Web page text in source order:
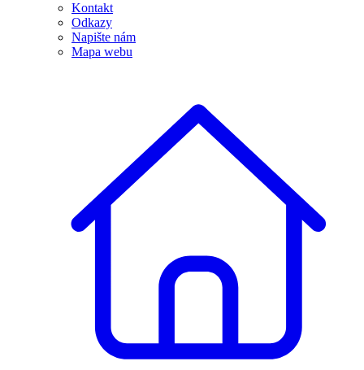
Kontakt
Odkazy
Napište nám
Mapa webu